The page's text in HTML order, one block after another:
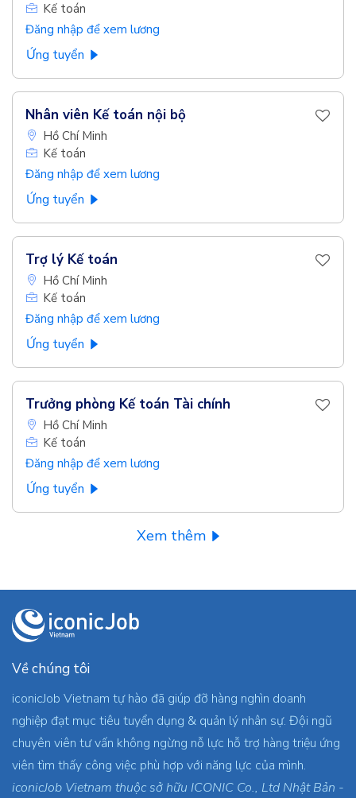
Kế toán
Đăng nhập để xem lương
Ứng tuyển
Nhân viên Kế toán nội bộ
Hồ Chí Minh
Kế toán
Đăng nhập để xem lương
Ứng tuyển
Trợ lý Kế toán
Hồ Chí Minh
Kế toán
Đăng nhập để xem lương
Ứng tuyển
Trưởng phòng Kế toán Tài chính
Hồ Chí Minh
Kế toán
Đăng nhập để xem lương
Ứng tuyển
Xem thêm
Về chúng tôi
iconicJob Vietnam tự hào đã giúp đỡ hàng nghìn doanh
nghiệp đạt mục tiêu tuyển dụng & quản lý nhân sự. Đội ngũ
chuyên viên tư vấn không ngừng nỗ lực hỗ trợ hàng triệu ứng
viên tìm thấy công việc phù hợp với năng lực của mình.
iconicJob Vietnam thuộc sở hữu ICONIC Co., Ltd Nhật Bản -